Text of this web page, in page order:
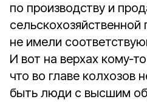
по производству и
не имели
И вот на верхах
что во главе
быть люди с высшим